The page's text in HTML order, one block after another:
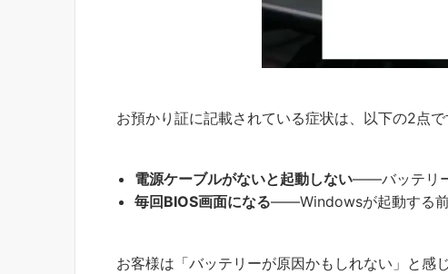
お預かり証に記載されている症状は、以下の2点で
電源ケーブルがないと起動しない——バッテリ
毎回BIOS画面になる——Windowsが起動する前
お客様は「バッテリーが原因かもしれない」と感